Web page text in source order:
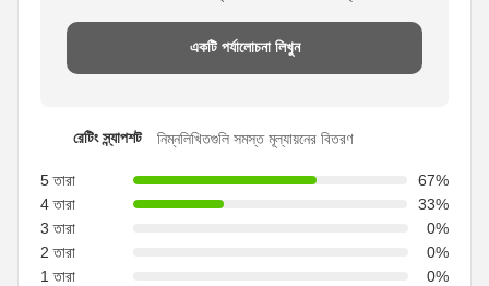
একটি পর্যালোচনা লিখুন
রেটিং স্ন্যাপশট নিম্নলিখিতগুলি সমস্ত মূল্যায়নের বিতরণ
5 তারা
67%
4 তারা
33%
3 তারা
0%
2 তারা
0%
1 তারা
0%